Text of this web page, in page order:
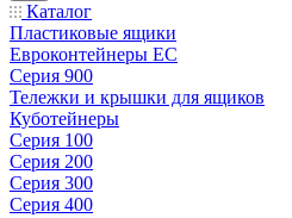
Каталог
Пластиковые ящики
Евроконтейнеры ЕС
Серия 900
Тележки и крышки для ящиков
Куботейнеры
Серия 100
Серия 200
Серия 300
Серия 400